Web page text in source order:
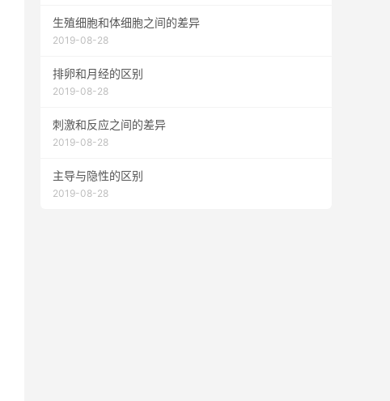
生殖细胞和体细胞之间的差异
2019-08-28
排卵和月经的区别
2019-08-28
刺激和反应之间的差异
2019-08-28
主导与隐性的区别
2019-08-28